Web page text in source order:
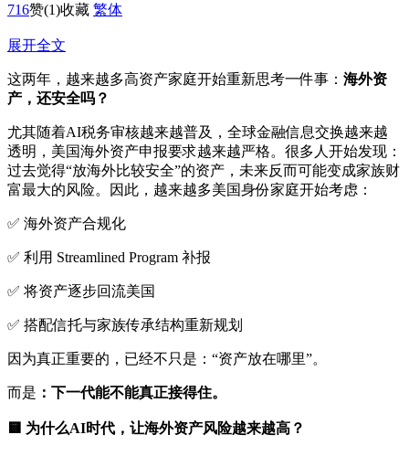
716赞(1)收藏 繁体
展开全文
这两年，越来越多高资产家庭开始重新思考一件事： 海外资
产，还安全吗？
尤其随着AI税务审核越来越普及，全球金融信息交换越来越
透明，美国海外资产申报要求越来越严格。很多人开始发现：
过去觉得“放海外比较安全”的资产，未来反而可能变成家族财
富最大的风险。因此，越来越多美国身份家庭开始考虑：
✅ 海外资产合规化
✅ 利用 Streamlined Program 补报
✅ 将资产逐步回流美国
✅ 搭配信托与家族传承结构重新规划
因为真正重要的，已经不只是：“资产放在哪里”。
而是 ：下一代能不能真正接得住。
🟨 为什么AI时代，让海外资产风险越来越高？